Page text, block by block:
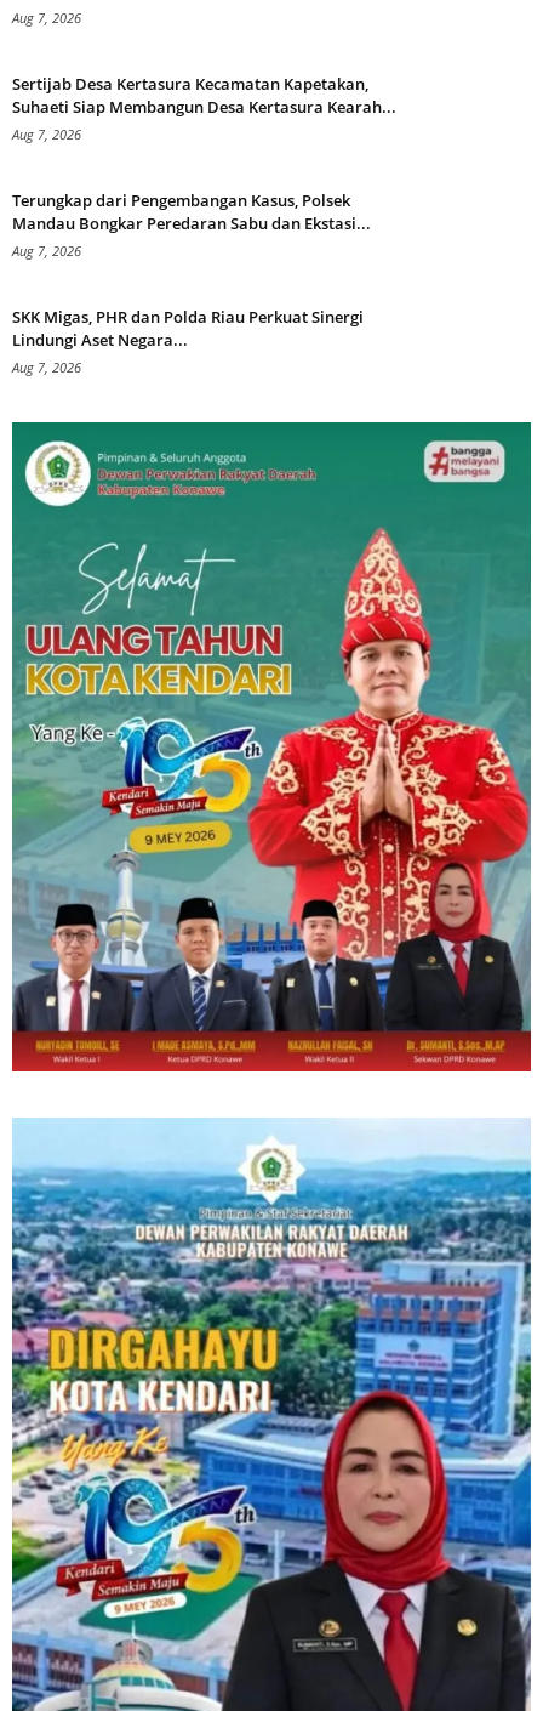
Aug 7, 2026
Sertijab Desa Kertasura Kecamatan Kapetakan,
Suhaeti Siap Membangun Desa Kertasura Kearah...
Aug 7, 2026
Terungkap dari Pengembangan Kasus, Polsek
Mandau Bongkar Peredaran Sabu dan Ekstasi...
Aug 7, 2026
SKK Migas, PHR dan Polda Riau Perkuat Sinergi
Lindungi Aset Negara...
Aug 7, 2026